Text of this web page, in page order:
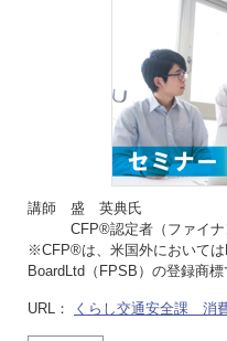
講師 盛 英典氏
CFP®認定者（ファイナン
※CFP®は、米国外において
BoardLtd（FPSB）の登録商標
URL： くらし交通安全課 消